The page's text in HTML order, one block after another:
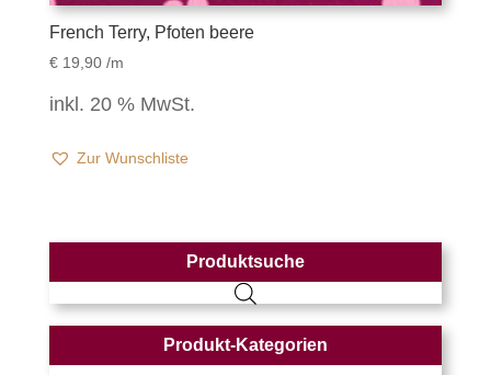
French Terry, Pfoten beere
€19,90/m
inkl. 20 % MwSt.
Zur Wunschliste
Produktsuche
Produkt-Kategorien